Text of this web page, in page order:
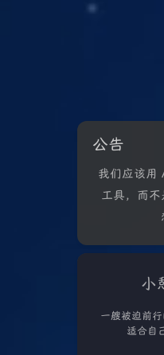
公告
我们应该用
工具，而
小
一艘被迫前
适合自